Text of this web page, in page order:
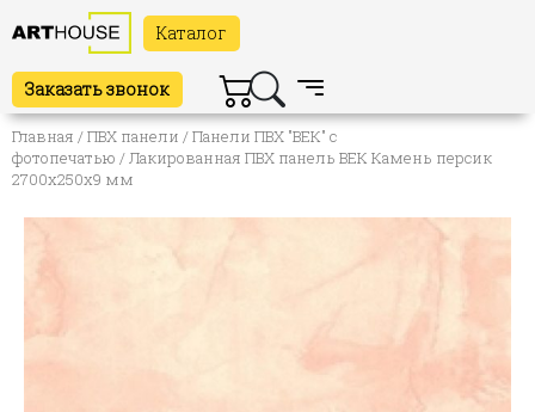
Каталог
Заказать звонок
Главная /ПВХ панели /Панели ПВХ "ВЕК" с
фотопечатью / Лакированная ПВХ панель ВЕК Камень персик
2700х250х9 мм